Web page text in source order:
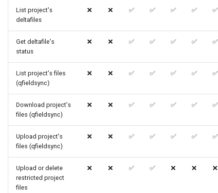
List project's
deltafiles
❌ ❌ ✅ ✅ ✅ ✅ ✅
Get deltafile's
status
❌ ❌ ✅ ✅ ✅ ✅ ✅
List project's files
(qfieldsync)
❌ ❌ ✅ ✅ ✅ ✅ ✅
Download project's
files (qfieldsync)
❌ ❌ ✅ ✅ ✅ ✅ ✅
Upload project's
files (qfieldsync)
❌ ❌ ✅ ✅ ✅ ✅ ✅
Upload or delete
restricted project
files
❌ ❌ ✅ ✅ ❌ ❌ ❌